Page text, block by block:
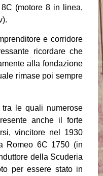
(motore 8 in linea,
e corridore
ricordare che
alla fondazione
rimase poi sempre
le quali numerose
anche il forte
vincitore nel 1930
Romeo 6C 1750 (in
della Scuderia
per essere stato in